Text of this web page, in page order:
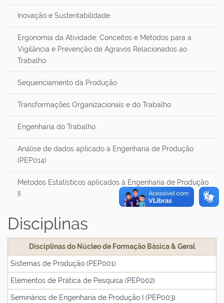
Inovação e Sustentabilidade
Ergonomia da Atividade: Conceitos e Métodos para a
Vigilância e Prevenção de Agravos Relacionados ao
Trabalho
Sequenciamento da Produção
Transformações Organizacionais e do Trabalho
Engenharia do Trabalho
Análise de dados aplicado à Engenharia de Produção
(PEP014)
Métodos Estatísticos aplicados à Engenharia de Produção
Disciplinas
Disciplinas do Núcleo de Formação Básica & Geral
Sistemas de Produção (PEP001)
Elementos de Prática de Pesquisa (PEP002)
Seminários de Engenharia de Produção I (PEP003)